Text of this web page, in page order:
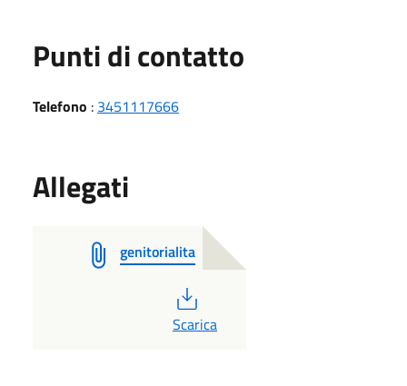
Punti di contatto
Telefono : 3451117666
Allegati
genitorialita
PDF
Scarica